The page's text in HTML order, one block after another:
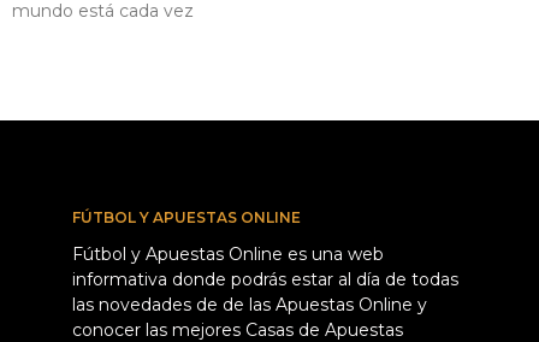
mundo está cada vez
FÚTBOL Y APUESTAS ONLINE
Fútbol y Apuestas Online es una web
informativa donde podrás estar al día de todas
las novedades de de las Apuestas Online y
conocer las mejores Casas de Apuestas